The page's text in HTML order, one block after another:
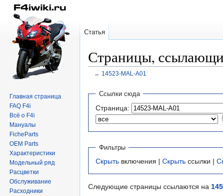
Страницы,
← 14523-MAL-A01
Перейти
навигации
Перейти
поиску
Ссылки сюда
Страница:
Фильтры
Скрыть включения | Скрыть ссылки |
Следующие страницы ссылаются на
Статья
Главная страница
FAQ F4i
Всё о F4i
Мануалы
FicheParts
OEM Parts
Характеристики
Модельный ряд
Расцветки
Обслуживание
Расходники